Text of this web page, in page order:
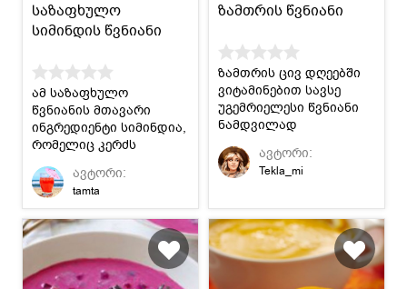
საზაფხულო
სიმინდის წვნიანი
ამ საზაფხულო
წვნიანის მთავარი
ინგრედიენტი სიმინდია,
რომელიც კერძს
განსაკუთრებულ გემოს
ანიჭებს.ავტორი:
tamta
ზამთრის წვნიანი
ზამთრის ცივ დღეებში
ვიტამინებით სავსე
უგემრიელესი წვნიანი
ნამდვილად
შეუცვლელია
ავტორი:
Tekla_mi